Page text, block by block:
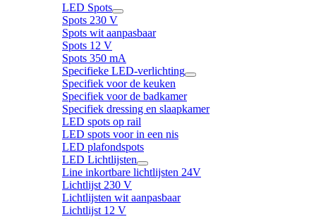
LED Spots
Spots 230 V
Spots wit aanpasbaar
Spots 12 V
Spots 350 mA
Specifieke LED-verlichting
Specifiek voor de keuken
Specifiek voor de badkamer
Specifiek dressing en slaapkamer
LED spots op rail
LED spots voor in een nis
LED plafondspots
LED Lichtlijsten
Line inkortbare lichtlijsten 24V
Lichtlijst 230 V
Lichtlijsten wit aanpasbaar
Lichtlijst 12 V